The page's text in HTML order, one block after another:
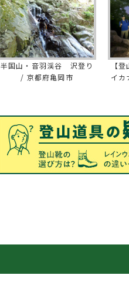
半国山・音羽渓谷 沢登り
/ 京都府亀岡市
【
イカ